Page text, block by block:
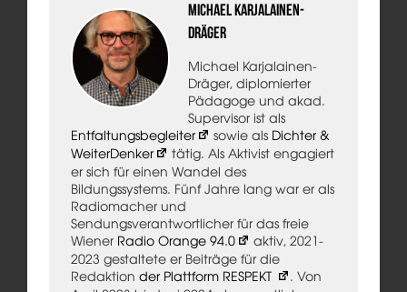
Michael Karjalainen-
Dräger
Michael Karjalainen-
Dräger, diplomierter
Pädagoge und akad.
Supervisor ist als
Entfaltungsbegleiter
sowie als Dichter &
WeiterDenker
tätig. Als Aktivist engagiert
er sich für einen Wandel des
Bildungssystems. Fünf Jahre lang war er als
Radiomacher und
Sendungsverantwortlicher für das freie
Wiener Radio Orange 94.0
aktiv, 2021-
2023 gestaltete er Beiträge für die
Redaktion der Plattform RESPEKT
. Von